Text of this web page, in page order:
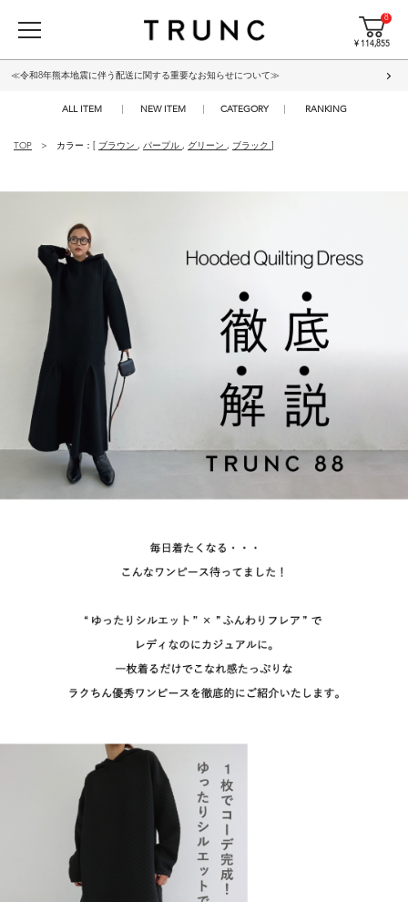
8
¥ 114,855
≪令和8年熊本地震に伴う配送に関する重要なお知らせについて≫
ALL ITEM NEW ITEM CATEGORY RANKING
TOP カラー：[ ブラウン , パープル , グリーン , ブラック